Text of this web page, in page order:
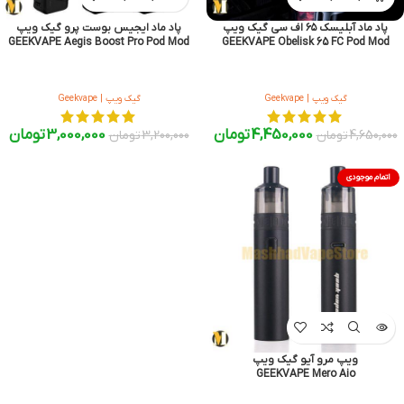
پاد ماد آبلیسک ۶۵ اف سی گیک ویپ
GEEKVAPE Obelisk 65 FC Pod Mod
گیک ویپ | Geekvape
4,650,000تومان 4,450,000تومان
پاد ماد ایجیس بوست پرو گیک ویپ
GEEKVAPE Aegis Boost Pro Pod Mod
گیک ویپ | Geekvape
3,200,000تومان 3,000,000تومان
اتمام موجودی
ویپ مرو آیو گیک ویپ
GEEKVAPE Mero Aio